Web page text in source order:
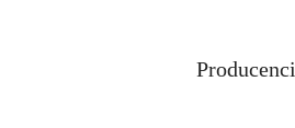
Pomiń karuzelę producentów
Producenci